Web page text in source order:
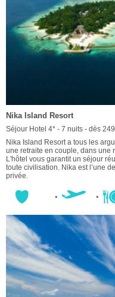
Nika Island Resort
Séjour Hotel 4* - 7 nuits - dès
Nika Island Resort a tous les
une retraite en couple, dans une
L'hôtel vous garantit un séjour
toute civilisation. Nika est l’une
privée.